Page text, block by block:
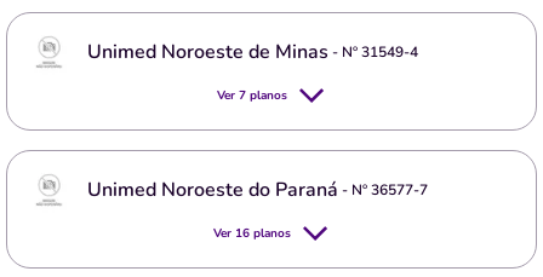
Unimed Noroeste de Minas - Nº31549-4
Ver 7 planos
Unimed Noroeste do Paraná - Nº36577-7
Ver 16 planos